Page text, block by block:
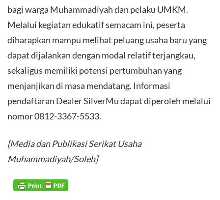
bagi warga Muhammadiyah dan pelaku UMKM.
Melalui kegiatan edukatif semacam ini, peserta
diharapkan mampu melihat peluang usaha baru yang
dapat dijalankan dengan modal relatif terjangkau,
sekaligus memiliki potensi pertumbuhan yang
menjanjikan di masa mendatang. Informasi
pendaftaran Dealer SilverMu dapat diperoleh melalui
nomor 0812-3367-5533.
[Media dan Publikasi Serikat Usaha
Muhammadiyah/Soleh]